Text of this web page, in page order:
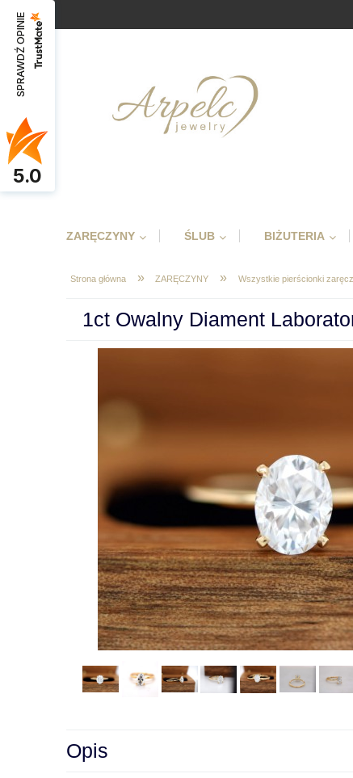
ZARĘCZYNY ŚLUB BIŻUTERIA
Strona główna » ZARĘCZYNY » Wszystkie pierścionki
1ct Owalny Diament
Opis
SPRAWDŹ OPINIE
5.0